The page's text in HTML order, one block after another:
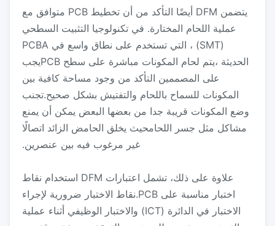
يتضمن DFM أيضًا التأكد من أن تخطيط PCB متوافق مع
عملية اللحام المختارة. في تكنولوجيا التثبيت السطحي
(SMT) ، التي تستخدم على نطاق واسع في PCBA
الحديثة ،يتم لحام المكونات مباشرة على سطح PCBيجب
على المصممين التأكد من وجود مساحة كافية بين
المكونات للسماح باللحام والتفتيش بشكل صحيح.تجنب
وضع المكونات قريبة جدا من بعضها البعض يمكن أن يمنع
مشاكل مثل جسر اللحامحيث يخلق الحامض الزائد اتصالًا
غير مرغوب فيه بين عنصرين.
علاوة على ذلك، تشمل اعتبارات DFM استخدام نقاط
اختبار مناسبة على PCB.نقاط الاختبار ضرورية لإجراء
الاختبار في الدائرة (ICT) والاختبار الوظيفي أثناء عملية